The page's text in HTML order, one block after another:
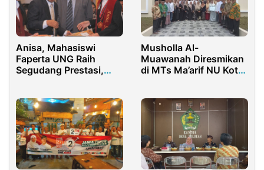
Anisa, Mahasiswi
Faperta UNG Raih
Segudang Prestasi,
Musholla Al-
Muawanah Diresmikan
di MTs Ma’arif NU Kota